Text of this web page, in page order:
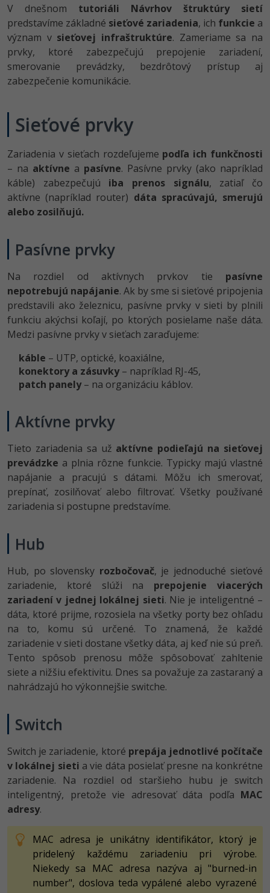
VB.NET
SQL
UML -80%
Umelá inteligencia
Pre deti
Viac
Time management
Fórum
Linux a UNIX
Elektronický podpis
Windows
HTML/CSS -80%
Photoshop -80%
Adobe Illustrator -80%
Adobe Lightroom -30%
Adobe XD -15%
Adobe After Effects
Blender -80%
Inkscape
Fotografovanie -80%
Ostatné
Fórum
Príbehy absolventov
Médiá
Kariéra
V dnešnom tutoriáli Návrhov štruktúry sietí
predstavíme základné sieťové zariadenia, ich funkcie a
význam v sieťovej infraštruktúre. Zameriame sa na
prvky, ktoré zabezpečujú prepojenie zariadení,
smerovanie prevádzky, bezdrôtový prístup aj
zabezpečenie komunikácie.
Sieťové prvky
Zariadenia v sieťach rozdeľujeme podľa ich funkčnosti
– na aktívne a pasívne. Pasívne prvky (ako napríklad
káble) zabezpečujú iba prenos signálu, zatiaľ čo
aktívne (napríklad router) dáta spracúvajú, smerujú
alebo zosilňujú.
Pasívne prvky
Na rozdiel od aktívnych prvkov tie pasívne
nepotrebujú napájanie. Ak by sme si sieťové pripojenia
predstavili ako železnicu, pasívne prvky v sieti by plnili
funkciu akýchsi koľají, po ktorých posielame naše dáta.
Medzi pasívne prvky v sieťach zaraďujeme:
káble – UTP, optické, koaxiálne,
konektory a zásuvky– napríklad RJ-45,
patch panely– na organizáciu káblov.
Aktívne prvky
Tieto zariadenia sa už aktívne podieľajú na sieťovej
prevádzke a plnia rôzne funkcie. Typicky majú vlastné
napájanie a pracujú s dátami. Môžu ich smerovať,
prepínať, zosilňovať alebo filtrovať. Všetky používané
zariadenia si postupne predstavíme.
Hub
Hub, po slovensky rozbočovač, je jednoduché sieťové
zariadenie, ktoré slúži na prepojenie viacerých
zariadení v jednej lokálnej sieti. Nie je inteligentné –
dáta, ktoré prijme, rozosiela na všetky porty bez ohľadu
na to, komu sú určené. To znamená, že každé
zariadenie v sieti dostane všetky dáta, aj keď nie sú preň.
Tento spôsob prenosu môže spôsobovať zahltenie
siete a nižšiu efektivitu. Dnes sa považuje za zastaraný a
nahrádzajú ho výkonnejšie switche.
Switch
Switch je zariadenie, ktoré prepája jednotlivé počítače
v lokálnej sieti a vie dáta posielať presne na konkrétne
zariadenie. Na rozdiel od staršieho hubu je switch
inteligentný, pretože vie adresovať dáta podľa MAC
adresy.
MAC adresa je unikátny identifikátor, ktorý je
pridelený každému zariadeniu pri výrobe.
Niekedy sa MAC adresa nazýva aj "burned-in
number", doslova teda vypálené alebo vyrazené